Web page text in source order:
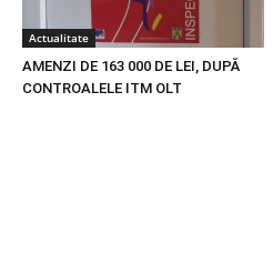
Actualitate
AMENZI DE 163 000 DE LEI, DUPĂ
CONTROALELE ITM OLT